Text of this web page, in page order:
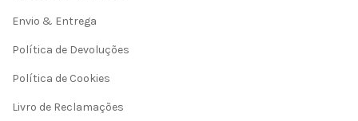
Envio & Entrega
Política de Devoluções
Política de Cookies
Livro de Reclamações